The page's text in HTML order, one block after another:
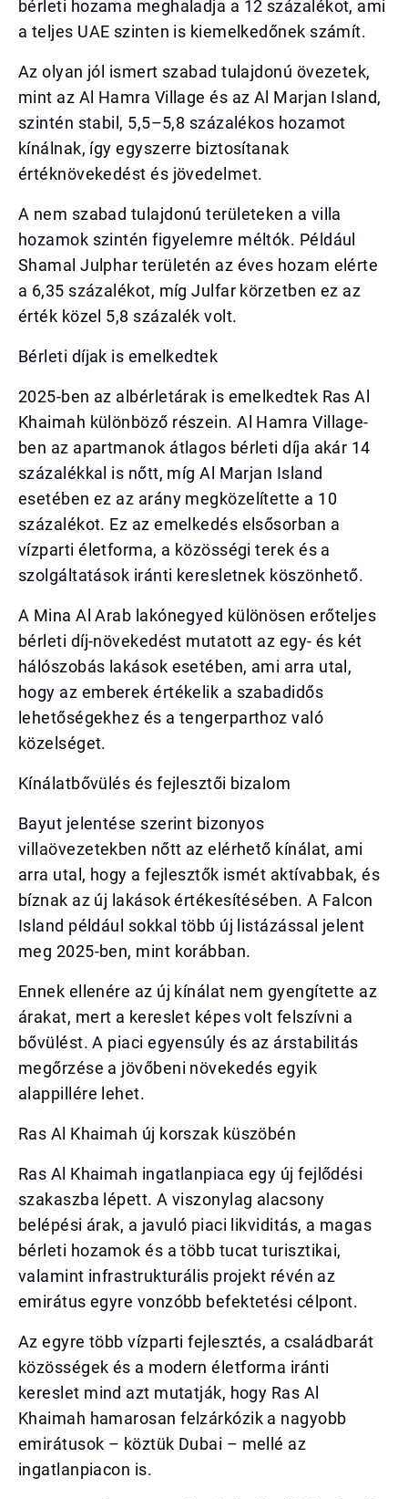
bérleti hozama meghaladja a 12 százalékot, ami
a teljes UAE szinten is kiemelkedőnek számít.
Az olyan jól ismert szabad tulajdonú övezetek,
mint az Al Hamra Village és az Al Marjan Island,
szintén stabil, 5,5–5,8 százalékos hozamot
kínálnak, így egyszerre biztosítanak
értéknövekedést és jövedelmet.
A nem szabad tulajdonú területeken a villa
hozamok szintén figyelemre méltók. Például
Shamal Julphar területén az éves hozam elérte
a 6,35 százalékot, míg Julfar körzetben ez az
érték közel 5,8 százalék volt.
Bérleti díjak is emelkedtek
2025-ben az albérletárak is emelkedtek Ras Al
Khaimah különböző részein. Al Hamra Village-
ben az apartmanok átlagos bérleti díja akár 14
százalékkal is nőtt, míg Al Marjan Island
esetében ez az arány megközelítette a 10
százalékot. Ez az emelkedés elsősorban a
vízparti életforma, a közösségi terek és a
szolgáltatások iránti keresletnek köszönhető.
A Mina Al Arab lakónegyed különösen erőteljes
bérleti díj-növekedést mutatott az egy- és két
hálószobás lakások esetében, ami arra utal,
hogy az emberek értékelik a szabadidős
lehetőségekhez és a tengerparthoz való
közelséget.
Kínálatbővülés és fejlesztői bizalom
Bayut jelentése szerint bizonyos
villaövezetekben nőtt az elérhető kínálat, ami
arra utal, hogy a fejlesztők ismét aktívabbak, és
bíznak az új lakások értékesítésében. A Falcon
Island például sokkal több új listázással jelent
meg 2025-ben, mint korábban.
Ennek ellenére az új kínálat nem gyengítette az
árakat, mert a kereslet képes volt felszívni a
bővülést. A piaci egyensúly és az árstabilitás
megőrzése a jövőbeni növekedés egyik
alappillére lehet.
Ras Al Khaimah új korszak küszöbén
Ras Al Khaimah ingatlanpiaca egy új fejlődési
szakaszba lépett. A viszonylag alacsony
belépési árak, a javuló piaci likviditás, a magas
bérleti hozamok és a több tucat turisztikai,
valamint infrastrukturális projekt révén az
emirátus egyre vonzóbb befektetési célpont.
Az egyre több vízparti fejlesztés, a családbarát
közösségek és a modern életforma iránti
kereslet mind azt mutatják, hogy Ras Al
Khaimah hamarosan felzárkózik a nagyobb
emirátusok – köztük Dubai – mellé az
ingatlanpiacon is.